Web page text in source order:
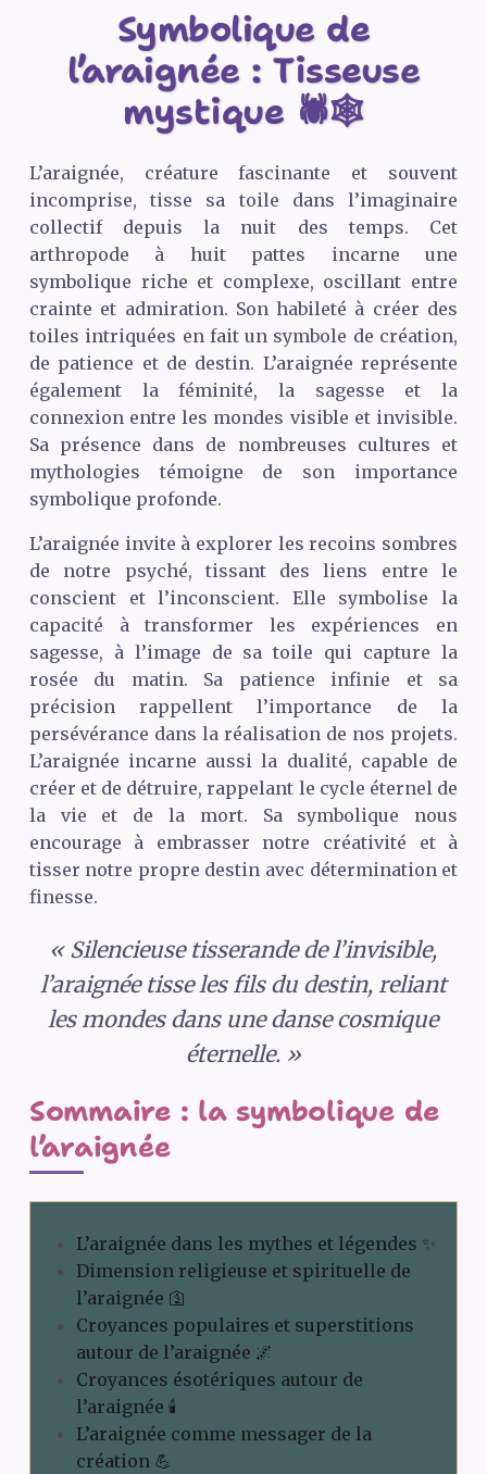
Symbolique de
l’araignée : Tisseuse
mystique 🕷️🕸️
L’araignée, créature fascinante et souvent
incomprise, tisse sa toile dans l’imaginaire
collectif depuis la nuit des temps. Cet
arthropode à huit pattes incarne une
symbolique riche et complexe, oscillant entre
crainte et admiration. Son habileté à créer des
toiles intriquées en fait un symbole de création,
de patience et de destin. L’araignée représente
également la féminité, la sagesse et la
connexion entre les mondes visible et invisible.
Sa présence dans de nombreuses cultures et
mythologies témoigne de son importance
symbolique profonde.
L’araignée invite à explorer les recoins sombres
de notre psyché, tissant des liens entre le
conscient et l’inconscient. Elle symbolise la
capacité à transformer les expériences en
sagesse, à l’image de sa toile qui capture la
rosée du matin. Sa patience infinie et sa
précision rappellent l’importance de la
persévérance dans la réalisation de nos projets.
L’araignée incarne aussi la dualité, capable de
créer et de détruire, rappelant le cycle éternel de
la vie et de la mort. Sa symbolique nous
encourage à embrasser notre créativité et à
tisser notre propre destin avec détermination et
finesse.
« Silencieuse tisserande de l’invisible,
l’araignée tisse les fils du destin, reliant
les mondes dans une danse cosmique
éternelle. »
Sommaire : la symbolique de
l’araignée
L’araignée dans les mythes et légendes ✨
Dimension religieuse et spirituelle de
l’araignée 🛐
Croyances populaires et superstitions
autour de l’araignée 🌌
Croyances ésotériques autour de
l’araignée 🕯️
L’araignée comme messager de la
création 💪